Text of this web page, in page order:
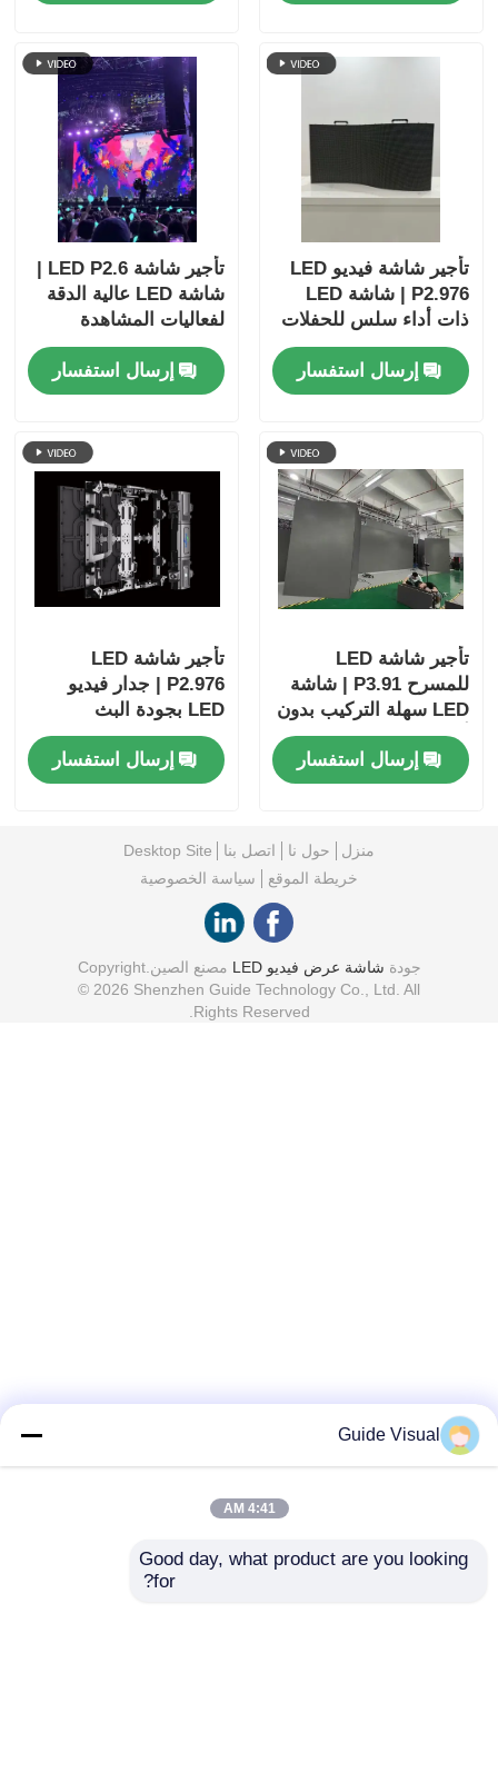
تأجير شاشة فيديو LED
P2.976 | شاشة LED
ذات أداء سلس للحفلات
الموسيقية
إرسال استفسار
شاشة LED عالية الدقة
لفعاليات المشاهدة
القريبة
إرسال استفسار
تأجير شاشة LED
للمسرح P3.91 | شاشة
LED سهلة التركيب بدون
أدوات مع تكرار
إرسال استفسار
تأجير شاشة LED
P2.976 | جدار فيديو
LED بجودة البث
للمهرجانات
إرسال استفسار
منزل حول نا اتصل بنا
Desktop Site
خريطة الموقع
سياسة الخصوصية
جودة شاشة عرض فيديو LED
مصنع الصين.Copyright
© 2026 Shenzhen Guide Technology Co., Ltd. All
Rights Reserved.
Guide Visual
4:41 AM
Good day, what product are you looking
for?